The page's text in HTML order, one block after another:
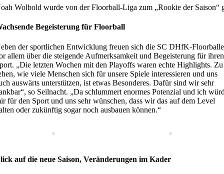
Wolbold wurde von der Floorball-Liga zum „Rookie der Saison“
Begeisterung für Floorball
der sportlichen Entwicklung freuen sich die SC DHfK-
allem über die steigende Aufmerksamkeit und Begeisterung für ihren
„Die letzten Wochen mit den Playoffs waren echte Highlights. Zu
wie viele Menschen sich für unsere Spiele interessieren und uns
auswärts unterstützen, ist etwas Besonderes. Dafür sind wir sehr
so Seilnacht. „Da schlummert enormes Potenzial und ich
für den Sport und uns sehr wünschen, dass wir das auf dem Level
oder zukünftig sogar noch ausbauen können.“
auf die neue Saison, Veränderungen im Kader